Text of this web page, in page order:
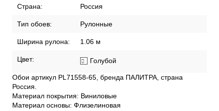
Страна: Россия
Тип обоев: Рулонные
Ширина рулона: 1.06 м
Цвет: Голубой
Обои артикул PL71558-65, бренда ПАЛИТРА, страна
Россия.
Материал покрытия: Виниловые
Материал основы: Флизелиновая